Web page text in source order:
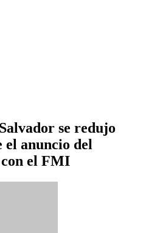
se redujo
el anuncio del
el FMI